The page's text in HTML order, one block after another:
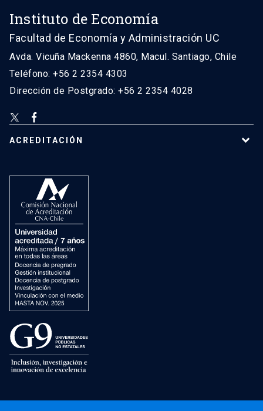
Instituto de Economía
Facultad de Economía y Administración UC
Avda. Vicuña Mackenna 4860, Macul. Santiago, Chile
Teléfono: +56 2 2354 4303
Dirección de Postgrado: +56 2 2354 4028
ACREDITACIÓN